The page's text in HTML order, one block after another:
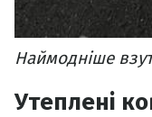
Наймодніше
Утеплені